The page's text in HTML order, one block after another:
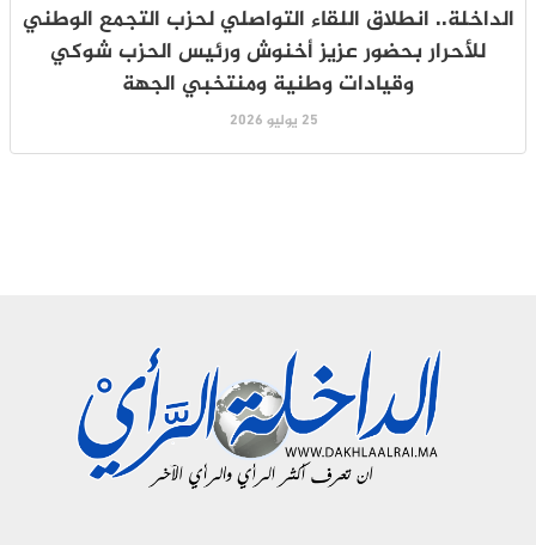
الداخلة.. انطلاق اللقاء التواصلي لحزب التجمع الوطني
للأحرار بحضور عزيز أخنوش ورئيس الحزب شوكي
وقيادات وطنية ومنتخبي الجهة
25 يوليو 2026